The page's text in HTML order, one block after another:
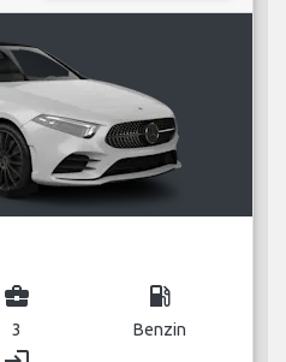
business_center
3
local_gas_station
Benzin